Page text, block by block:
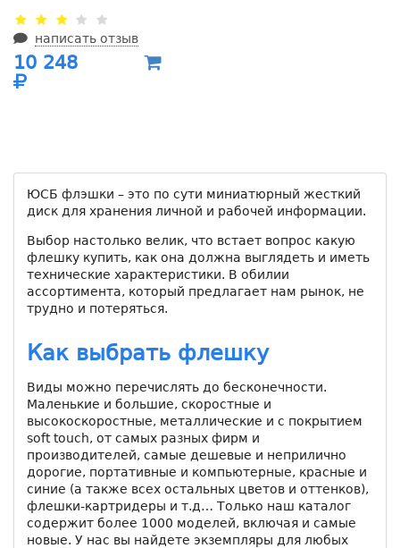
написать отзыв
10 248
ЮСБ флэшки – это по сути миниатюрный жесткий
диск для хранения личной и рабочей информации.
Выбор настолько велик, что встает вопрос какую
флешку купить, как она должна выглядеть и иметь
технические характеристики. В обилии
ассортимента, который предлагает нам рынок, не
трудно и потеряться.
Как выбрать флешку
Виды можно перечислять до бесконечности.
Маленькие и большие, скоростные и
высокоскоростные, металлические и с покрытием
soft touch, от самых разных фирм и
производителей, самые дешевые и неприлично
дорогие, портативные и компьютерные, красные и
синие (а также всех остальных цветов и оттенков),
флешки-картридеры и т.д… Только наш каталог
содержит более 1000 моделей, включая и самые
новые. У нас вы найдете экземпляры для любых